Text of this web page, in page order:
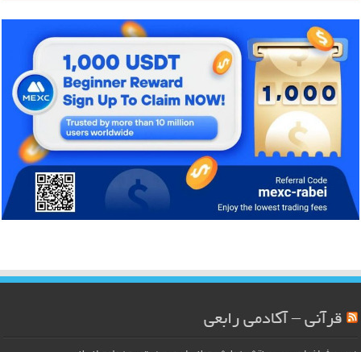
قرآنی – آکادمی رابعی